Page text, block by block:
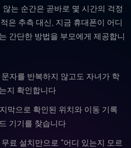
는 순간은 곧바로 몇 시간의 걱정
은 추측 대신, 지금 휴대폰이 어디
간단한 방법을 부모에게 제공합니
자를 반복하지 않고도 자녀가 학
지 확인합니다
막으로 확인된 위치와 이동 기록
기기를 찾습니다
료 설치만으로 "어디 있는지 모르